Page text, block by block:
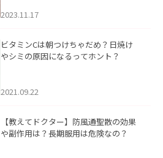
2023.11.17
ビタミンCは朝つけちゃだめ？日焼け
やシミの原因になるってホント？
2021.09.22
【教えてドクター】防風通聖散の効果
や副作用は？長期服用は危険なの？